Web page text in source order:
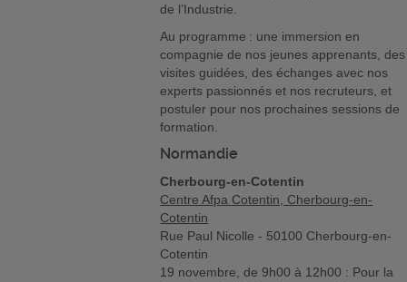
de l’Industrie.
Au programme : une immersion en
compagnie de nos jeunes apprenants, des
visites guidées, des échanges avec nos
experts passionnés et nos recruteurs, et
postuler pour nos prochaines sessions de
formation.
Normandie
Cherbourg-en-Cotentin
Centre Afpa Cotentin, Cherbourg-en-
Cotentin
Rue Paul Nicolle - 50100 Cherbourg-en-
Cotentin
19 novembre, de 9h00 à 12h00 : Pour la